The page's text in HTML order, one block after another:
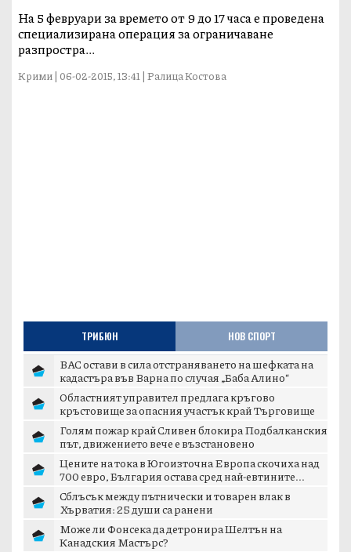
На 5 февруари за времето от 9 до 17 часа е проведена
специализирана операция за ограничаване
разпростра...
Крими | 06-02-2015, 13:41 | Ралица Костова
ТРИБЮН НОВ СПОРТ
ВАС остави в сила отстраняването на шефката на
кадастъра във Варна по случая „Баба Алино“
Областният управител предлага кръгово
кръстовище за опасния участък край Търговище
Голям пожар край Сливен блокира Подбалканския
път, движението вече е възстановено
Цените на тока в Югоизточна Европа скочиха над
700 евро, България остава сред най-евтините...
Сблъсък между пътнически и товарен влак в
Хърватия: 25 души са ранени
Може ли Фонсека да детронира Шелтън на
Канадския Мастърс?